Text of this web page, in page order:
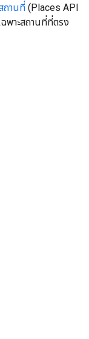
ถานที่ (Places API
พาะสถานที่ที่ตรง